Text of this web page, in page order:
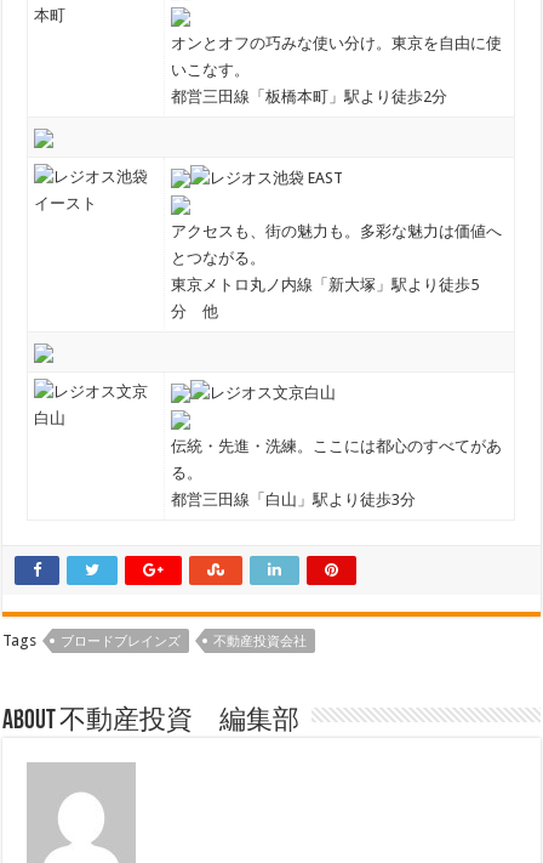
オンとオフの巧みな使い分け。東京を自由に使
いこなす。
都営三田線「板橋本町」駅より徒歩2分
アクセスも、街の魅力も。多彩な魅力は価値へ
とつながる。
東京メトロ丸ノ内線「新大塚」駅より徒歩5
分 他
伝統・先進・洗練。ここには都心のすべてがあ
る。
都営三田線「白山」駅より徒歩3分
Tags ブロードブレインズ 不動産投資会社
About 不動産投資 編集部